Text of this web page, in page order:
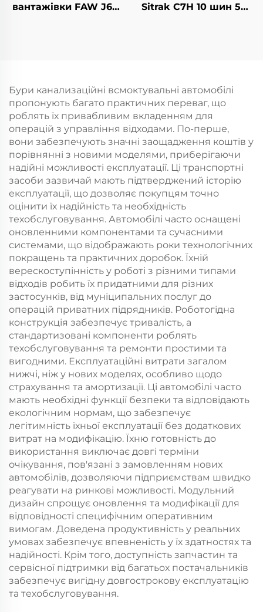
вантажівки FAW J6P
Sitrak C7H 10 шин 540
Бури канализаційні всмоктувальні автомобілі
пропонують багато практичних переваг, що
роблять їх привабливим вкладенням для
операцій з управління відходами. По-перше,
вони забезпечують значні заощадження коштів у
порівнянні з новими моделями, приберігаючи
надійні можливості експлуатації. Ці транспортні
засоби зазвичай мають підтверджений історію
експлуатації, що дозволяє покупцям точно
оцінити їх надійність та необхідність
техобслуговування. Автомобілі часто оснащені
оновленними компонентами та сучасними
системами, що відображають роки технологічних
покращень та практичних доробок. Їхній
верескоступінність у роботі з різними типами
відходів робить їх придатними для різних
застосунків, від муніципальних послуг до
операцій приватних підрядників. Роботогідна
конструкція забезпечує тривалість, а
стандартизовані компоненти роблять
техобслуговування та ремонти простими та
вигодними. Експлуатаційні витрати загалом
нижчі, ніж у нових моделях, особливо щодо
страхування та амортизації. Ці автомобілі часто
мають необхідні функції безпеки та відповідають
екологічним нормам, що забезпечує
легітимність їхньої експлуатації без додаткових
витрат на модифікацію. Їхню готовність до
використання виключає довгі терміни
очікування, пов'язані з замовленням нових
автомобілів, дозволяючи підприємствам швидко
реагувати на ринкові можливості. Модульний
дизайн спрощує оновлення та модифікації для
відповідності специфічним оперативним
вимогам. Доведена продуктивність у реальних
умовах забезпечує впевненість у їх здатностях та
надійності. Крім того, доступність запчастин та
сервісної підтримки від багатьох постачальників
забезпечує вигідну довгострокову експлуатацію
та техобслуговування.